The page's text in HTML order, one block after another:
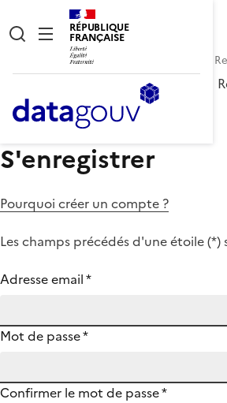
RÉPUBLIQUE
FRANÇAISE
S'enregistrer
Pourquoi créer un compte ?
Les champs précédés d'une étoile (*)
Adresse email*
Mot de passe*
Confirmer le mot de passe*